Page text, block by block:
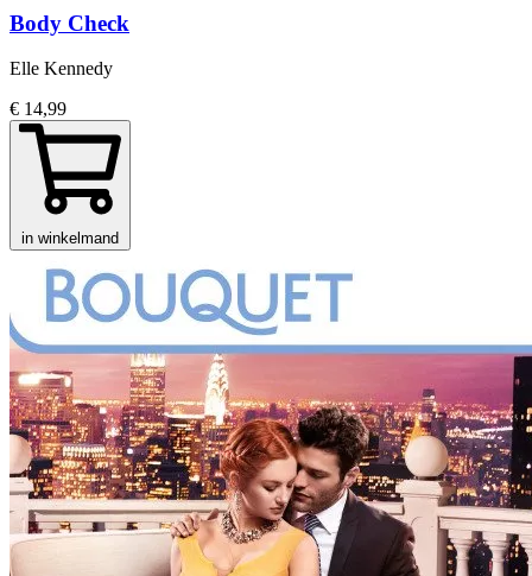
Body Check
Elle Kennedy
€ 14,99
in winkelmand